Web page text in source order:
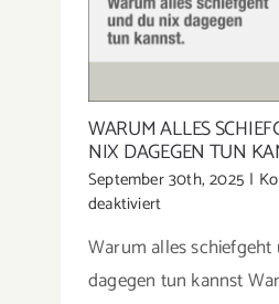
WARUM ALLES
NIX DAGEGEN TUN
September 30th, 2025 |
deaktiviertfür
alles
schiefgeht
Warum alles schiefgeht
dagegen tun kannst